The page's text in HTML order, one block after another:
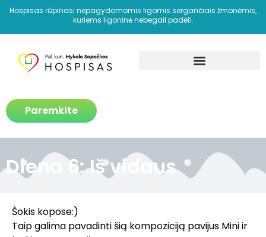
Hospisas rūpinasi nepagydomomis ligomis sergančiais žmonėmis,
kuriems ligoninė nebegali padėti.
Paremkite
Diena 6: Iš vidaus
Šokis kopose:)
Taip galima pavadinti šią kompoziciją pavijus Mini ir